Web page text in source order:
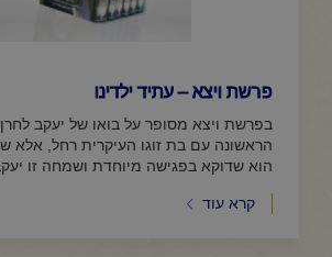
פרשת ויצא – עתיד ילדינו
בפרשת ויצא מסופר על בואו של יעקב
הראשונה עם בת זוגו העיקרית רחל, אלא
הוא שדוקא בפגישה מיוחדת ושמחה זו
קרא עוד